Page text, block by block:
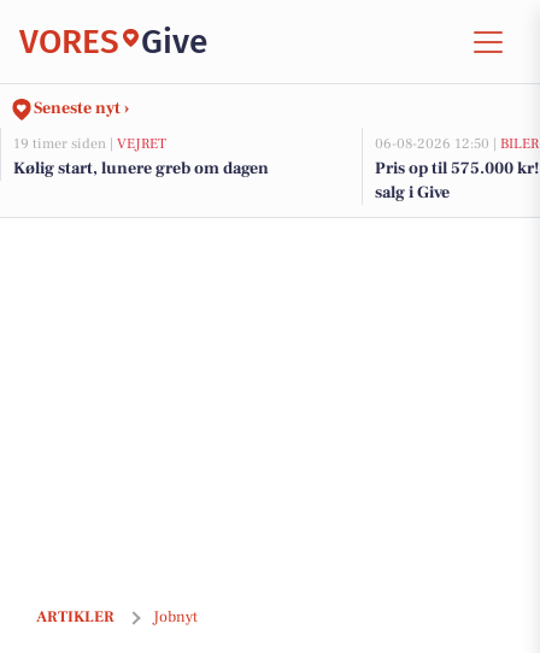
VORES Give
Seneste nyt ›
19 timer siden | VEJRET
Kølig start, lunere greb om dagen
06-08-2026 12:50 | BILER
Pris op til 575.000
salg i Give
ARTIKLER Jobnyt
Deltidsmedarbejder til kundeservice og butik i 7-Eleven for unge